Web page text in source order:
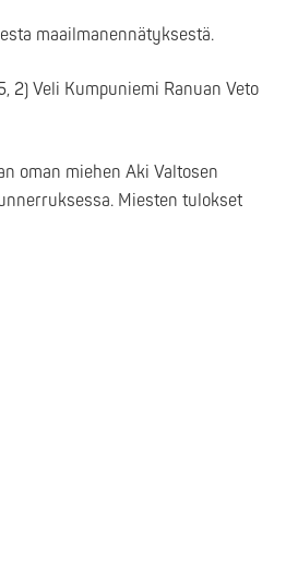
maailmanennätyksestä.
2) Veli Kumpuniemi Ranuan Veto
oman miehen Aki Valtosen
Miesten tulokset